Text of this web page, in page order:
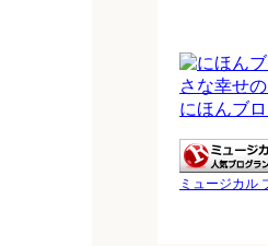
にほんブ
ミュージカル